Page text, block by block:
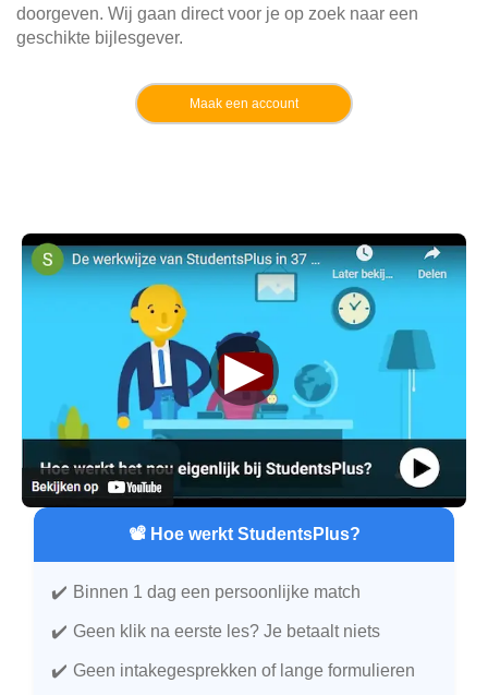
doorgeven. Wij gaan direct voor je op zoek naar een
geschikte bijlesgever.
Maak een account
▶
📽️ Hoe werkt StudentsPlus?
Binnen 1 dag een persoonlijke match
Geen klik na eerste les? Je betaalt niets
Geen intakegesprekken of lange formulieren